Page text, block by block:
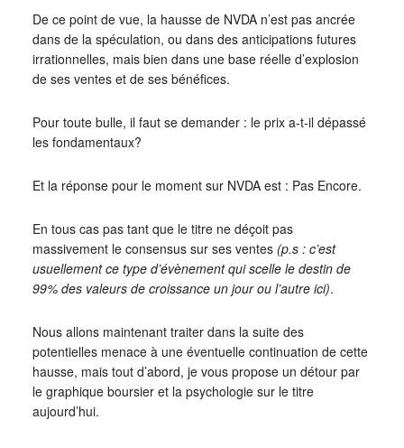
De ce point de vue, la hausse de NVDA n’est pas ancrée
dans de la spéculation, ou dans des anticipations futures
irrationnelles, mais bien dans une base réelle d’explosion
de ses ventes et de ses bénéfices.
Pour toute bulle, il faut se demander : le prix a-t-il dépassé
les fondamentaux?
Et la réponse pour le moment sur NVDA est : Pas Encore.
En tous cas pas tant que le titre ne déçoit pas
massivement le consensus sur ses ventes (p.s : c’est
usuellement ce type d’évènement qui scelle le destin de
99% des valeurs de croissance un jour ou l’autre ici).
Nous allons maintenant traiter dans la suite des
potentielles menace à une éventuelle continuation de cette
hausse, mais tout d’abord, je vous propose un détour par
le graphique boursier et la psychologie sur le titre
aujourd’hui.